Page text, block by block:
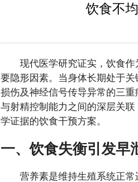
饮食不
现代医学研究证实，饮食
要隐形因素。当身体长期处于
损伤及神经信号传导异常的三
与射精控制能力之间的深层关
学证据的饮食干预方案。
一、饮食失衡引发早
营养素是维持生殖系统正